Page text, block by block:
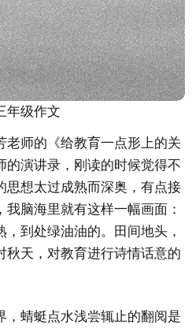
年级作文
老师的《给教育一点形上的关
的演讲录，刚读的时候觉得不
思想太过成熟而深奥，有点接
脑海里就有这样一幅画面：
到处绿油油的。田间地头，
秋天，对教育进行诗情话意的
，蜻蜓点水浅尝辄止的翻阅是